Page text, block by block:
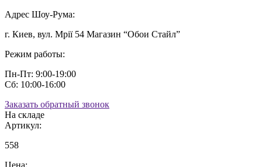
Адрес Шоу-Рума:
г. Киев, вул. Мрії 54 Магазин “Обои Стайл”
Режим работы:
Пн-Пт: 9:00-19:00
Сб: 10:00-16:00
Заказать обратный звонок
На складе
Артикул:
558
Цена: